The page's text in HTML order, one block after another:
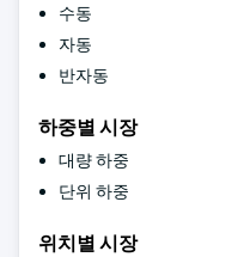
수동
자동
반자동
하중별 시장
대량 하중
단위 하중
위치별 시장